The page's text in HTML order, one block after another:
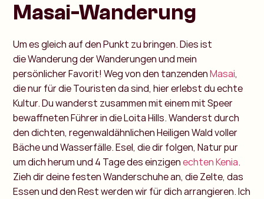
Masai-Wanderung
Um es gleich auf den Punkt zu bringen. Dies ist
die Wanderung der Wanderungen und mein
persönlicher Favorit! Weg von den tanzendenMasai,
die nur für die Touristen da sind, hier erlebst du echte
Kultur. Du wanderst zusammen mit einem mit Speer
bewaffneten Führer in die Loita Hills. Wanderst durch
den dichten, regenwaldähnlichen Heiligen Wald voller
Bäche und Wasserfälle. Esel, die dir folgen, Natur pur
um dich herum und 4 Tage des einzigenechten Kenia.
Zieh dir deine festen Wanderschuhe an, die Zelte, das
Essen und den Rest werden wir für dich arrangieren. Ich